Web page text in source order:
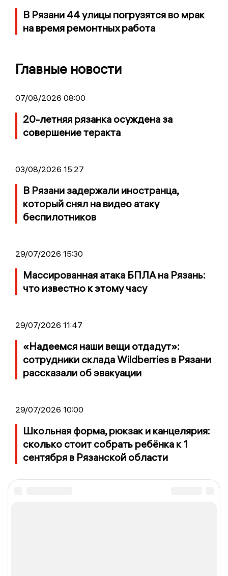
В Рязани 44 улицы погрузятся во мрак
на время ремонтных работа
Главные новости
07/08/2026 08:00
20-летняя рязанка осуждена за
совершение теракта
03/08/2026 15:27
В Рязани задержали иностранца,
который снял на видео атаку
беспилотников
29/07/2026 15:30
Массированная атака БПЛА на Рязань:
что известно к этому часу
29/07/2026 11:47
«Надеемся наши вещи отдадут»:
сотрудники склада Wildberries в Рязани
рассказали об эвакуации
29/07/2026 10:00
Школьная форма, рюкзак и канцелярия:
сколько стоит собрать ребёнка к 1
сентября в Рязанской области